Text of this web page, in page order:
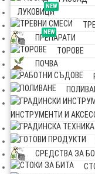
NEW
ЛУКОВИЦИ
NEW
ПРЕПАРАТИ
ТОРОВЕ
ПОЧВА
ИНСТРУМЕНТИ И
СРЕДСТВА ЗА